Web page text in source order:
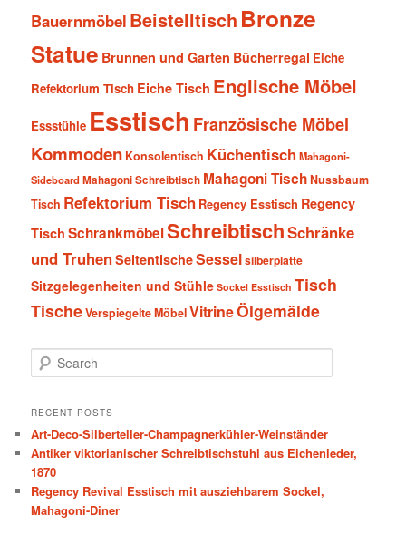
Bauernmöbel Beistelltisch Bronze
Statue Brunnen und Garten Bücherregal Eiche
Refektorium Tisch Eiche Tisch Englische Möbel
Essstühle Esstisch Französische Möbel
Kommoden Konsolentisch Küchentisch Mahagoni-
SideboardMahagoni Schreibtisch Mahagoni TischNussbaum
Tisch Refektorium Tisch Regency Esstisch Regency
Tisch SchrankmöbelSchreibtischSchränke
und TruhenSeitentischeSesselsilberplatte
Sitzgelegenheiten und Stühle Sockel Esstisch Tisch
TischeVerspiegelte MöbelVitrineÖlgemälde
e
r
h
RECENT POSTS
Art-Deco-Silberteller-Champagnerkühler-Weinständer
Antiker viktorianischer Schreibtischstuhl aus Eichenleder,
1870
Regency Revival Esstisch mit ausziehbarem Sockel,
Mahagoni-Diner